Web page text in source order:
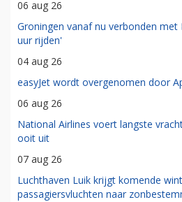
06 aug 26
Groningen vanaf nu verbonden met
uur rijden'
04 aug 26
easyJet wordt overgenomen door
06 aug 26
National Airlines voert langste
ooit uit
07 aug 26
Luchthaven Luik krijgt komende
passagiersvluchten naar